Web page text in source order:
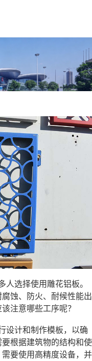
人选择使用雕花铝板。
蚀、防火、耐候性能出
注意哪些工序呢？
设计和制作模板，以确
根据建筑物的结构和使
要使用高精度设备，并